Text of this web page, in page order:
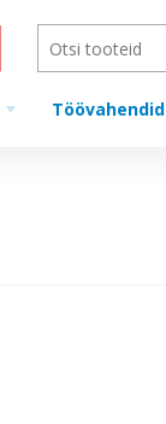
Töövahendid